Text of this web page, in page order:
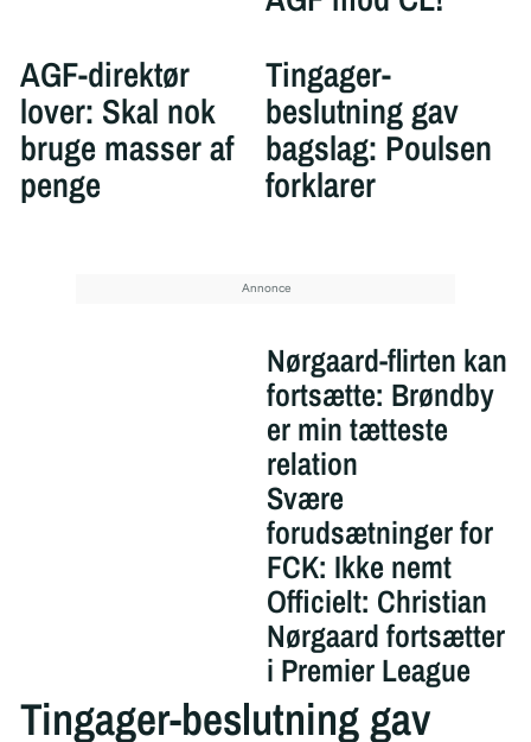
AGF-direktør
lover: Skal nok
bruge masser af
penge
Tingager-
beslutning gav
bagslag: Poulsen
forklarer
Nørgaard-flirten kan
fortsætte: Brøndby
er min tætteste
relation
Svære
forudsætninger for
FCK: Ikke nemt
Officielt: Christian
Nørgaard fortsætter
i Premier League
Tingager-beslutning gav